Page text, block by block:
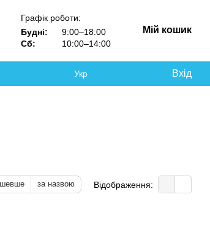
Графік роботи:
Будні:
9:00–18:00
Сб:
10:00–14:00
Мій кошик
Укр Вхід
за назвою Відображення: